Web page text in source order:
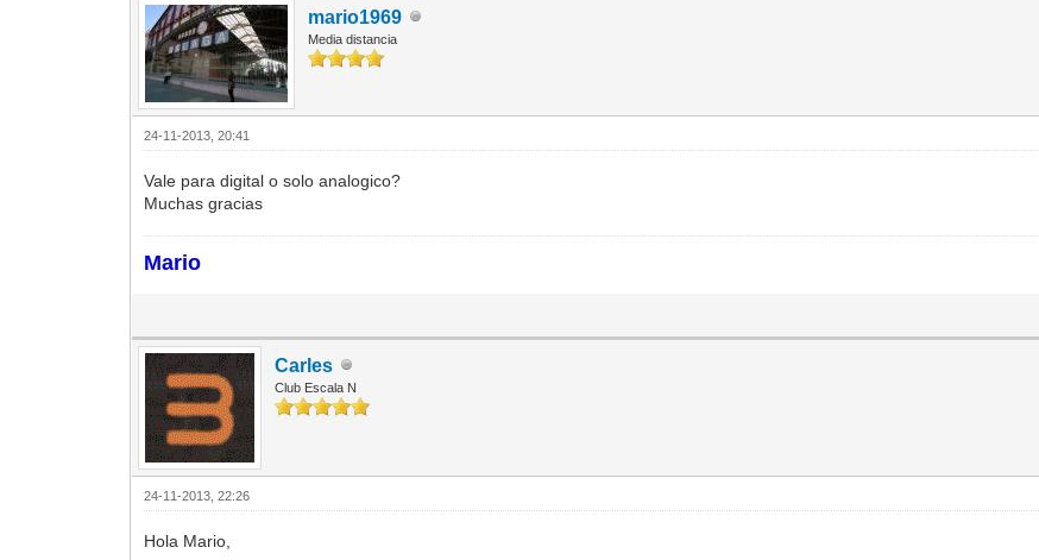
mario1969
Media distancia
24-11-2013, 20:41
Vale para digital o solo analogico?
Muchas gracias
Mario
Carles
Club Escala N
24-11-2013, 22:26
Hola Mario,